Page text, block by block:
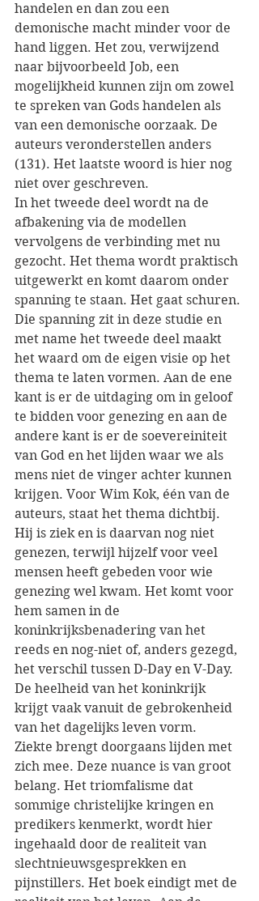
handelen en dan zou een
demonische macht minder voor de
hand liggen. Het zou, verwijzend
naar bijvoorbeeld Job, een
mogelijkheid kunnen zijn om zowel
te spreken van Gods handelen als
van een demonische oorzaak. De
auteurs veronderstellen anders
(131). Het laatste woord is hier nog
niet over geschreven.
In het tweede deel wordt na de
afbakening via de modellen
vervolgens de verbinding met nu
gezocht. Het thema wordt praktisch
uitgewerkt en komt daarom onder
spanning te staan. Het gaat schuren.
Die spanning zit in deze studie en
met name het tweede deel maakt
het waard om de eigen visie op het
thema te laten vormen. Aan de ene
kant is er de uitdaging om in geloof
te bidden voor genezing en aan de
andere kant is er de soevereiniteit
van God en het lijden waar we als
mens niet de vinger achter kunnen
krijgen. Voor Wim Kok, één van de
auteurs, staat het thema dichtbij.
Hij is ziek en is daarvan nog niet
genezen, terwijl hijzelf voor veel
mensen heeft gebeden voor wie
genezing wel kwam. Het komt voor
hem samen in de
koninkrijksbenadering van het
reeds en nog-niet of, anders gezegd,
het verschil tussen D-Day en V-Day.
De heelheid van het koninkrijk
krijgt vaak vanuit de gebrokenheid
van het dagelijks leven vorm.
Ziekte brengt doorgaans lijden met
zich mee. Deze nuance is van groot
belang. Het triomfalisme dat
sommige christelijke kringen en
predikers kenmerkt, wordt hier
ingehaald door de realiteit van
slechtnieuwsgesprekken en
pijnstillers. Het boek eindigt met de